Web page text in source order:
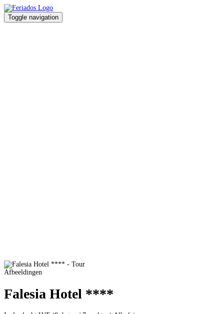
Toggle navigation
Afbeeldingen
Falesia Hotel ****